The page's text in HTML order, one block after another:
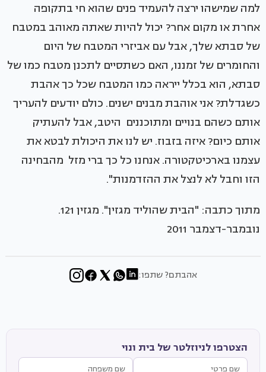
למה שמישהו ירצה להעמיד פנים שהוא חי בתקופה
אחרת או מקום אחר? יכול להיות שאתה מאוהב במטבח
של סבתא שלך, אבל עם אביזרי המטבח של היום
והחומרים של זמננו, האם כשתסיים לתכנן מטבח כמו של
סבתא, הוא בכלל ייראה כמו המטבח שכל כך אהבת
כשגדלת? אני אוהבת מבנים ישנים. כולם יודעים להעריך
אותם כשהם בנויים ומתוכננים היטב, אבל להעתיק
אותם כיום? איזה בזבוז. יש לנו את היכולת לבטא את
עצמנו בארכיטקטורה. אנחנו כל כך ברי מזל מהבחינה
הזו וחבל לא לנצל את ההזדמנות".
מתוך כתבה: "הבית שהוליד מגזין". מגזין 121.
נובמבר-דצמבר 2011
אהבתם? שתפו:
הצטרפו לניוזלטר של בית ונוי